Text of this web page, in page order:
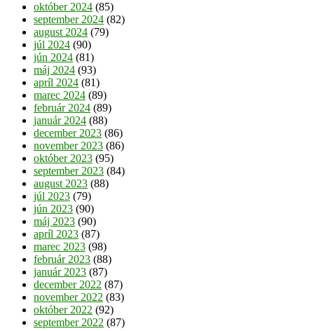
október 2024 (85)
september 2024 (82)
august 2024 (79)
júl 2024 (90)
jún 2024 (81)
máj 2024 (93)
apríl 2024 (81)
marec 2024 (89)
február 2024 (89)
január 2024 (88)
december 2023 (86)
november 2023 (86)
október 2023 (95)
september 2023 (84)
august 2023 (88)
júl 2023 (79)
jún 2023 (90)
máj 2023 (90)
apríl 2023 (87)
marec 2023 (98)
február 2023 (88)
január 2023 (87)
december 2022 (87)
november 2022 (83)
október 2022 (92)
september 2022 (87)